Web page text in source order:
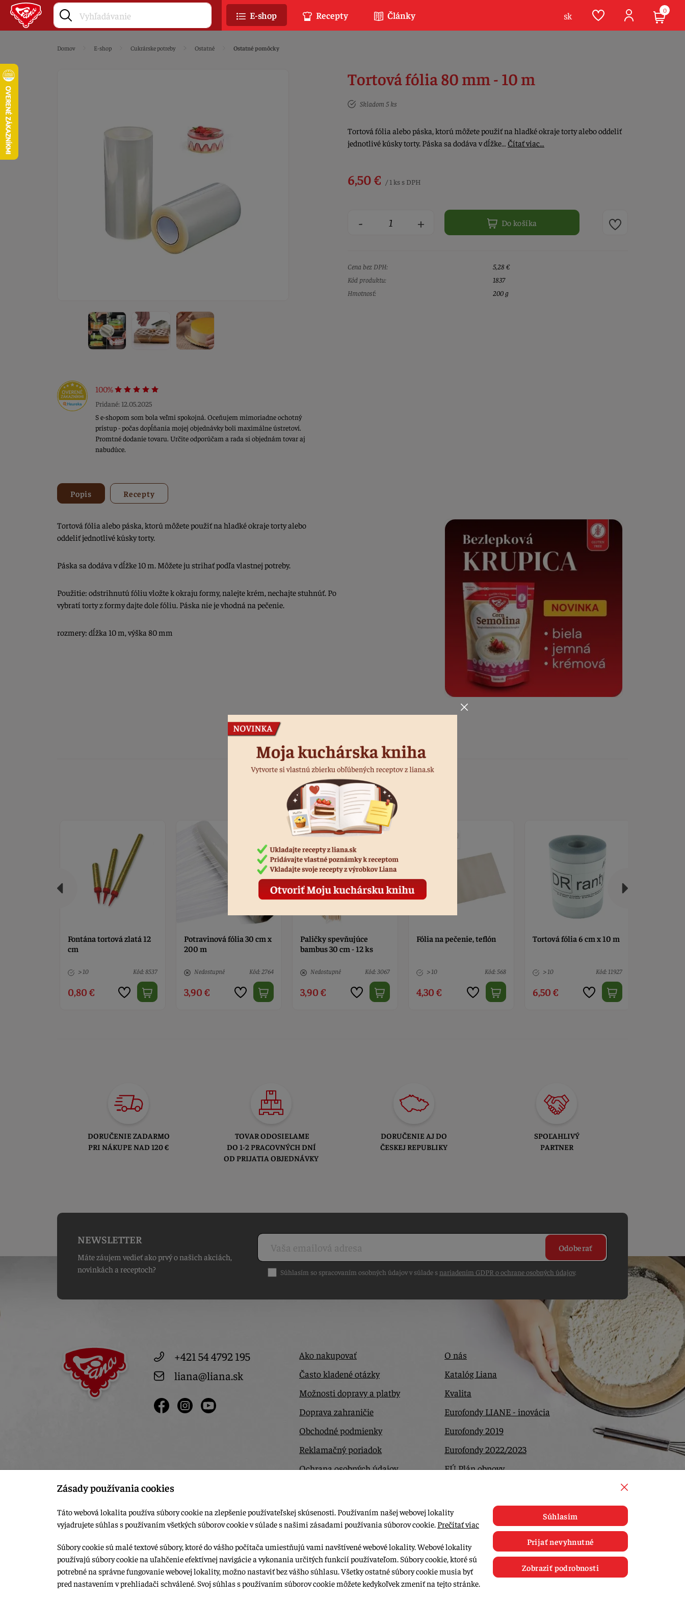
Domov E-shop Cukrárske potreby Ostatné Ostatné pomôcky
100%
Pridané: 12.05.2025
S e-shopom som bola veľmi spokojná. Oceňujem mimoriadne ochotný
prístup - počas dopĺňania mojej objednávky boli maximálne ústretoví.
Promtné dodanie tovaru. Určite odporúčam a rada si objednám tovar aj
nabudúce.
Tortová fólia 80 mm - 10 m
Skladom 5 ks
Tortová fólia alebo páska, ktorú môžete použiť na hladké okraje torty alebo oddeliť
jednotlivé kúsky torty. Páska sa dodáva v dĺžke… Čítať viac…
6,50 € / 1 ks s DPH
- + Do košíka
Cena bez DPH:
5,28 €
Kód produktu:
1837
Hmotnosť:
200 g
Popis Recepty
Tortová fólia alebo páska, ktorú môžete použiť na hladké okraje torty alebo
oddeliť jednotlivé kúsky torty.
Páska sa dodáva v dĺžke 10 m. Môžete ju strihať podľa vlastnej potreby.
Použitie: odstrihnutú fóliu vložte k okraju formy, nalejte krém, nechajte stuhnúť. Po
vybratí torty z formy dajte dole fóliu. Páska nie je vhodná na pečenie.
rozmery: dĺžka 10 m, výška 80 mm
Podobné produkty
Potravinová fólia 30 cm x
200 m
Nedostupné Kód: 2764
3,90 €
Paličky spevňujúce
bambus 30 cm - 12 ks
Nedostupné Kód: 3067
3,90 €
Fólia na pečenie, teflón
> 10 Kód: 568
4,30 €
Tortová fólia 6 cm x 10 m
> 10 Kód: 11927
6,50 €
Tortová fólia 150 mm - 10
5 ks Kód: 1836
6,90 €
DORUČENIE ZADARMO
PRI NÁKUPE NAD 120 €
TOVAR ODOSIELAME
DO 1-2 PRACOVNÝCH DNÍ
OD PRIJATIA OBJEDNÁVKY
DORUČENIE AJ DO
ČESKEJ REPUBLIKY
SPOĽAHLIVÝ
PARTNER
NEWSLETTER
Máte záujem vedieť ako prvý o našich akciách,
novinkách a receptoch?
Odoberať
Súhlasím so spracovaním osobných údajov v súlade snariadením GDPR o ochrane osobných údajov.
+421 54 4792 195
liana@liana.sk
Ako nakupovať
Často kladené otázky
Možnosti dopravy a platby
Doprava zahraničie
Obchodné podmienky
Reklamačný poriadok
Ochrana osobných údajov
O nás
Katalóg Liana
Kvalita
Eurofondy LIANE - inovácia
Eurofondy 2019
Eurofondy 2022/2023
EÚ Plán obnovy
© 2015-2026, LIANA GOLIAŠ s.r.o. všetky práva vyhradené.
Upraviť nastavenia Cookies
E-shop Recepty Články sk 0
Zásady používania cookies
Táto webová lokalita používa súbory cookie na zlepšenie používateľskej skúsenosti. Používaním našej webovej lokality
vyjadrujete súhlas s používaním všetkých súborov cookie v súlade s našimi zásadami používania súborov cookie. Prečítať viac
Súbory cookie sú malé textové súbory, ktoré do vášho počítača umiestňujú vami navštívené webové lokality. Webové lokality
používajú súbory cookie na uľahčenie efektívnej navigácie a vykonania určitých funkcií používateľom. Súbory cookie, ktoré sú
potrebné na správne fungovanie webovej lokality, možno nastaviť bez vášho súhlasu. Všetky ostatné súbory cookie musia byť
pred nastavením v prehliadači schválené. Svoj súhlas s používaním súborov cookie môžete kedykoľvek zmeniť na tejto stránke.
Súhlasím
Prijať nevyhnutné
Zobraziť podrobnosti